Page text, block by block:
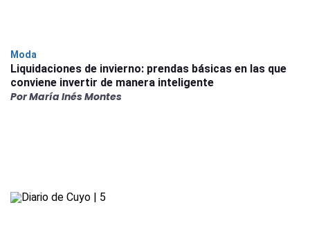
Moda
Liquidaciones de invierno: prendas básicas en las que
conviene invertir de manera inteligente
Por María Inés Montes